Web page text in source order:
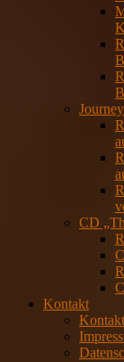
CD
Kontakt